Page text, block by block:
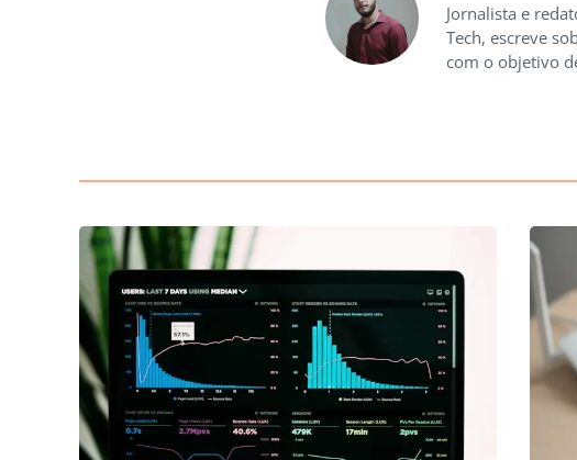
Jornalista e
Tech, escreve
com o objetivo